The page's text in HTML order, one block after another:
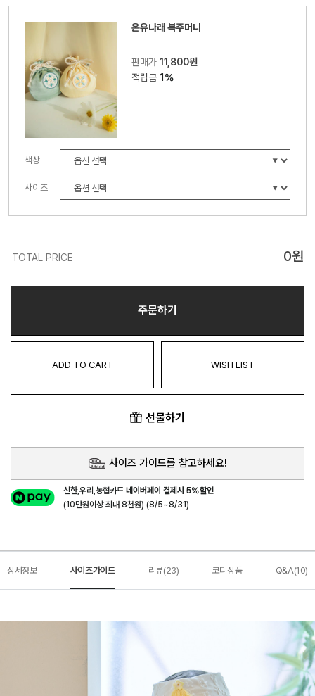
온유나래 복주머니
판매가11,800원
적립금1%
색상
사이즈
TOTAL PRICE 0원
주문하기
ADD TO CART WISH LIST
선물하기
사이즈 가이드를 참고하세요!
신한,우리,농협카드네이버페이 결제시 5%할인
(10만원이상 최대 8천원) (8/5~8/31)
상세정보 사이즈가이드 리뷰(23) 코디상품 Q&A(10)